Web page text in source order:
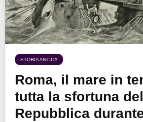
STORIA ANTICA
Roma, il mare in
tutta la sfortuna
Repubblica